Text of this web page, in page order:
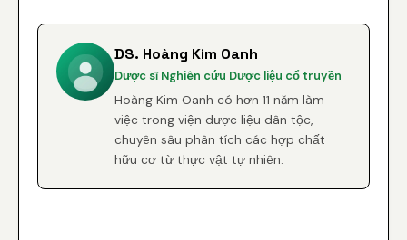
DS. Hoàng Kim Oanh
Dược sĩ Nghiên cứu Dược liệu cổ truyền
Hoàng Kim Oanh có hơn 11 năm làm
việc trong viện dược liệu dân tộc,
chuyên sâu phân tích các hợp chất
hữu cơ từ thực vật tự nhiên.